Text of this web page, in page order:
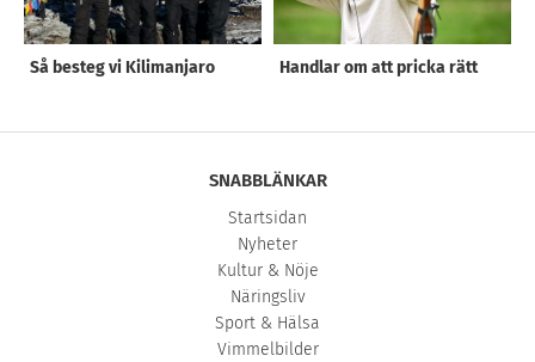
Så besteg vi Kilimanjaro Handlar om att pricka rätt
SNABBLÄNKAR
Startsidan
Nyheter
Kultur & Nöje
Näringsliv
Sport & Hälsa
Vimmelbilder